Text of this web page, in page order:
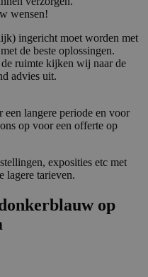
wensen!
ingericht moet worden met
de beste oplossingen.
ruimte kijken wij naar de
advies uit.
langere periode en voor
op voor een offerte op
exposities etc met
lagere tarieven.
op